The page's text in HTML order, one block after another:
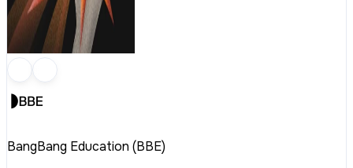
BangBang Education (BBE)